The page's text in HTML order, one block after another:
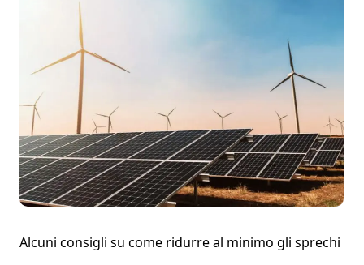
Alcuni consigli su come ridurre al minimo gli sprechi